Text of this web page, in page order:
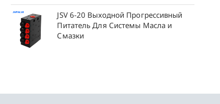
JSV 6-20 Выходной Прогрессивный
Питатель Для Системы Масла и
Смазки